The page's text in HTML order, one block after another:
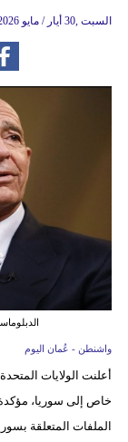
19:30 2026 السبت ,30 أيار / مايو
واشنطن - عُمان اليوم
أعلنت الولايات
خاص إلى سوريا،
الملفات المتعلقة